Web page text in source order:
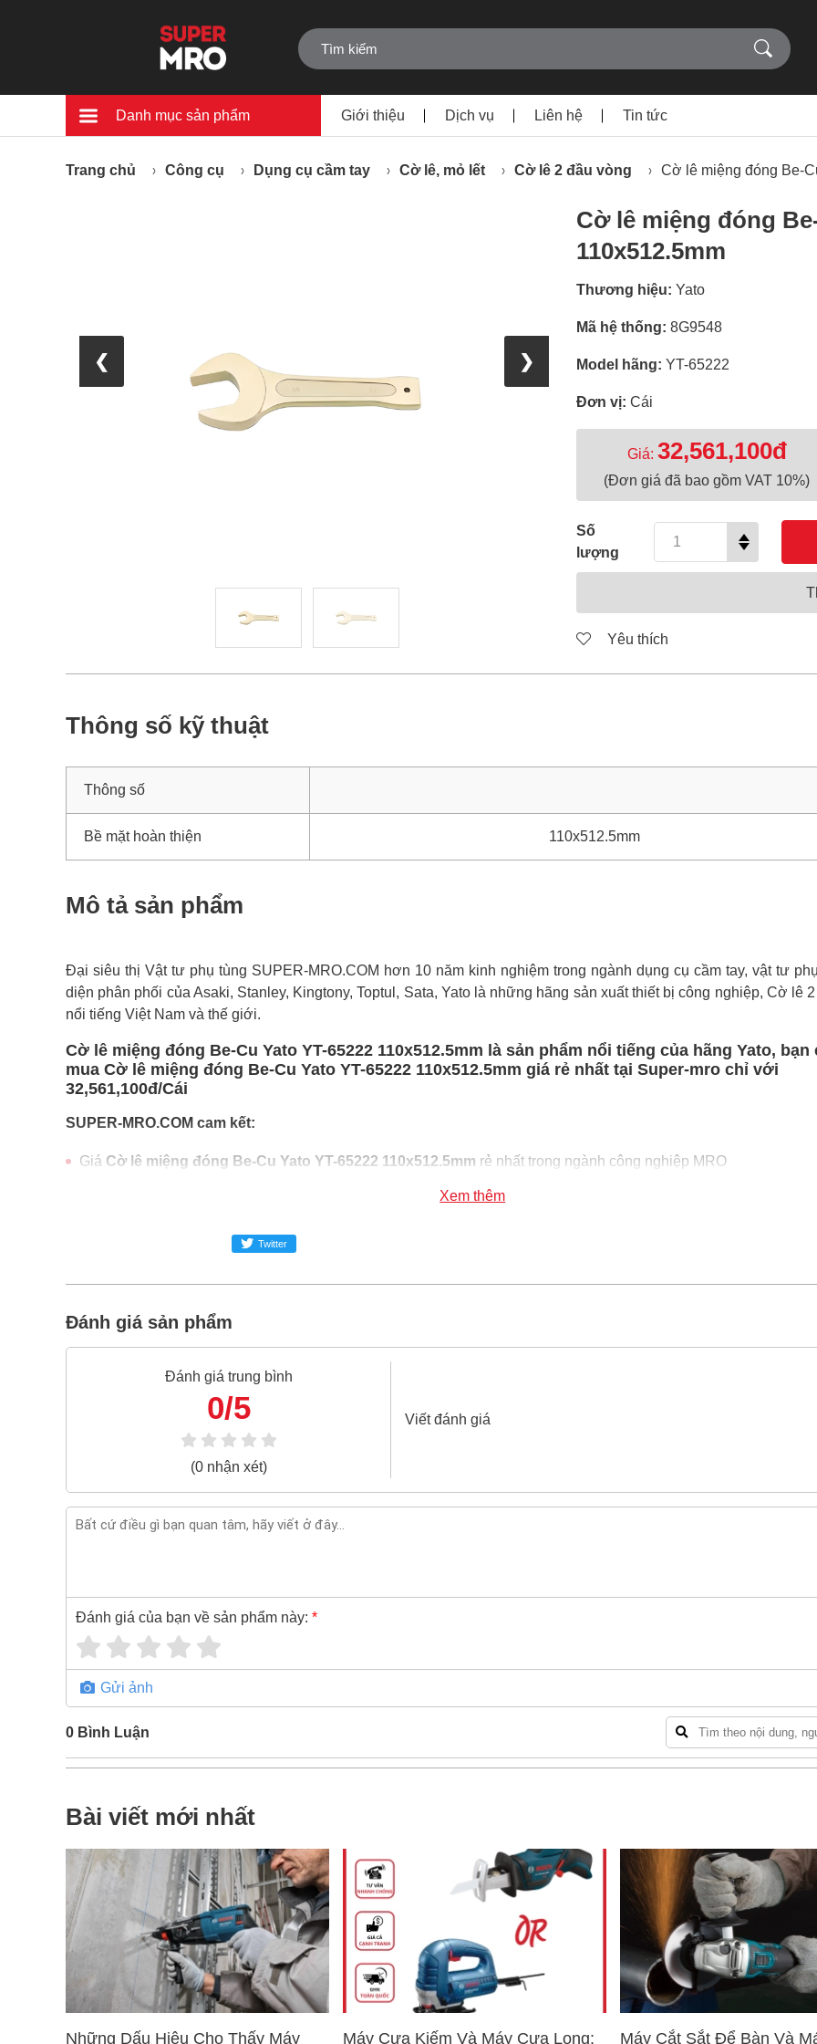
Danh mục sản phẩm Giới thiệu Dịch vụ Liên hệ Tin tức
Trang chủ Công cụ Dụng cụ cầm tay Cờ lê, mỏ lết Cờ lê 2 đầu vòng Cờ lê miệng đóng Be-
❮ ❯
Cờ lê miệng đóng
110x512.5mm
Thương hiệu: Yato
Mã hệ thống: 8G9548
Model hãng: YT-65222
Đơn vị: Cái
Giá: 32,561,100đ
(Đơn giá đã bao gồm VAT 10%)
Số
lượng
Yêu thích
Thông số kỹ thuật
Thông số
Bề mặt hoàn thiện 110x512.5mm
Mô tả sản phẩm
Đại siêu thị Vật tư phụ tùng SUPER-MRO.COM hơn 10 năm kinh nghiệm trong ngành dụng cụ cầm tay, vật tư
diện phân phối của Asaki, Stanley, Kingtony, Toptul, Sata, Yato là những hãng sản xuất thiết bị công nghiệp, Cờ lê
nổi tiếng Việt Nam và thế giới.
Cờ lê miệng đóng Be-Cu Yato YT-65222 110x512.5mm là sản phẩm nổi tiếng của hãng Yato, bạn
mua Cờ lê miệng đóng Be-Cu Yato YT-65222 110x512.5mm giá rẻ nhất tại Super-mro chỉ với
32,561,100đ/Cái
SUPER-MRO.COM cam kết:
Giá Cờ lê miệng đóng Be-Cu Yato YT-65222 110x512.5mm rẻ nhất trong ngành công nghiệp MRO
Cờ lê miệng đóng Be-Cu Yato YT-65222 110x512.5mm100% chính hãng
Bao 1 đổi 1 trong 24 giờ
Nếu bạn cần thêm thông tin củaCờ lê miệng đóng Be-Cu Yato YT-65222 110x512.5mmxin vui lòng liên
024.2224.8888
hoặc zalo -
Xem thêm
Twitter
Đánh giá sản phẩm
Đánh giá trung bình
0/5
(0 nhận xét)
Viết đánh giá
Đánh giá của bạn về sản phẩm này: *
Gửi ảnh
0 Bình Luận
Bài viết mới nhất
Những Dấu Hiệu Cho Thấy Máy
Máy Cưa Kiếm Và Máy Cưa Lọng:
Máy Cắt Sắt Để Bàn Và